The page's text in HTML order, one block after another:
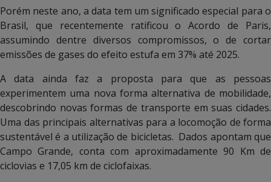
Porém neste ano, a data tem um significado especial para o
Brasil, que recentemente ratificou o Acordo de Paris,
assumindo dentre diversos compromissos, o de cortar
emissões de gases do efeito estufa em 37% até 2025.
A data ainda faz a proposta para que as pessoas
experimentem uma nova forma alternativa de mobilidade,
descobrindo novas formas de transporte em suas cidades.
Uma das principais alternativas para a locomoção de forma
sustentável é a utilização de bicicletas. Dados apontam que
Campo Grande, conta com aproximadamente 90 Km de
ciclovias e 17,05 km de ciclofaixas.